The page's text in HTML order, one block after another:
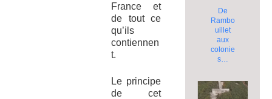
France et
de tout ce
qu’ils
contiennen
t.
Le principe
de cet
De
Rambo
uillet
aux
colonie
s…